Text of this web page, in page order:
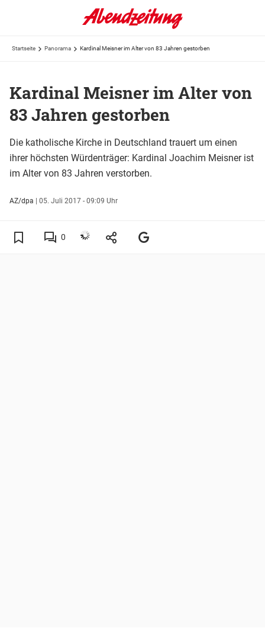
Startseite Panorama Kardinal Meisner im Alter von 83 Jahren gestorben
Kardinal Meisner im Alter von
83 Jahren gestorben
Die katholische Kirche in Deutschland trauert um einen
ihrer höchsten Würdenträger: Kardinal Joachim Meisner ist
im Alter von 83 Jahren verstorben.
AZ/dpa | 05. Juli 2017 - 09:09 Uhr
0